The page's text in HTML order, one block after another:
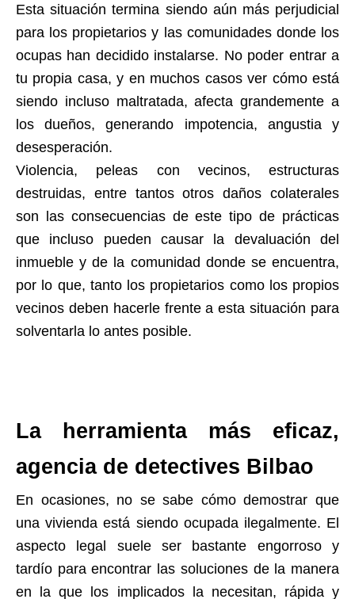
Esta situación termina siendo aún más perjudicial
para los propietarios y las comunidades donde los
ocupas han decidido instalarse. No poder entrar a
tu propia casa, y en muchos casos ver cómo está
siendo incluso maltratada, afecta grandemente a
los dueños, generando impotencia, angustia y
desesperación.
Violencia, peleas con vecinos, estructuras
destruidas, entre tantos otros daños colaterales
son las consecuencias de este tipo de prácticas
que incluso pueden causar la devaluación del
inmueble y de la comunidad donde se encuentra,
por lo que, tanto los propietarios como los propios
vecinos deben hacerle frente a esta situación para
solventarla lo antes posible.
La herramienta más eficaz,
agencia de detectives Bilbao
En ocasiones, no se sabe cómo demostrar que
una vivienda está siendo ocupada ilegalmente. El
aspecto legal suele ser bastante engorroso y
tardío para encontrar las soluciones de la manera
en la que los implicados la necesitan, rápida y